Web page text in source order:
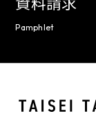
Pamphlet